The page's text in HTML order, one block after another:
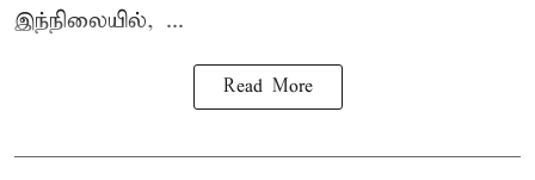
இந்நிலையில், ...
Read More